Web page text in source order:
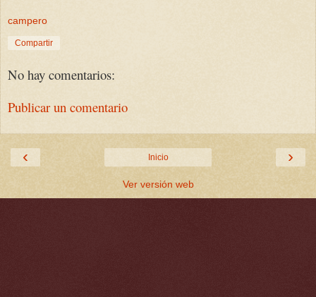
campero
Compartir
No hay comentarios:
Publicar un comentario
‹ ›
Inicio
Ver versión web